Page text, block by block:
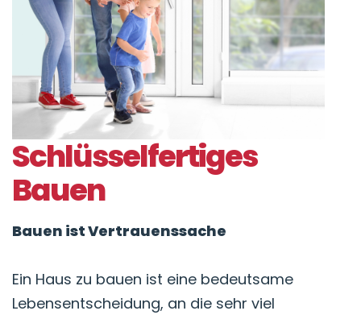
Schlüsselfertiges
Bauen
Bauen ist Vertrauenssache
Ein Haus zu bauen ist eine bedeutsame
Lebensentscheidung, an die sehr viel